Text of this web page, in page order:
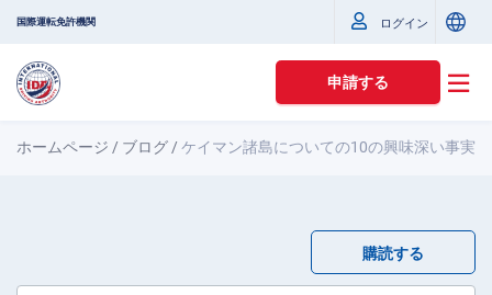
国際運転免許機関 ログイン
申請する
ホームページ / ブログ /ケイマン諸島についての10の興味深い事実
購読する